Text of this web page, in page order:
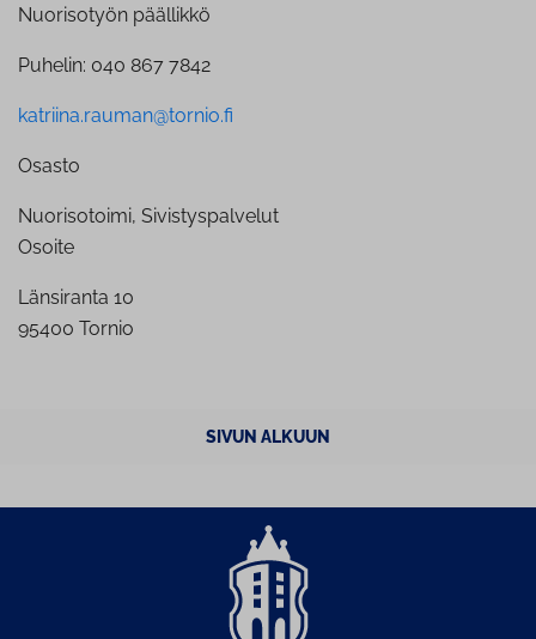
Nuorisotyön päällikkö
Puhelin: 040 867 7842
katriina.rauman@tornio.fi
Osasto
Nuorisotoimi, Sivistyspalvelut
Osoite
Länsiranta 10
95400 Tornio
SIVUN ALKUUN